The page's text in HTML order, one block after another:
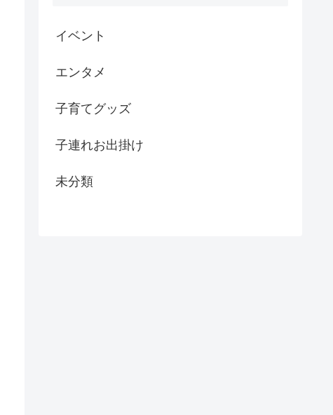
イベント
エンタメ
子育てグッズ
子連れお出掛け
未分類